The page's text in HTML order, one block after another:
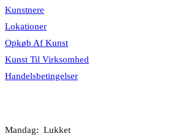
Kunstnere
Lokationer
Opkøb Af Kunst
Kunst Til Virksomhed
Handelsbetingelser
Mandag: Lukket